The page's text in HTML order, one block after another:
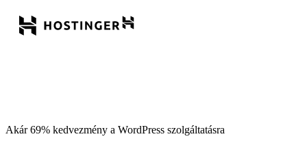
Akár 69% kedvezmény a WordPress szolgáltatásra